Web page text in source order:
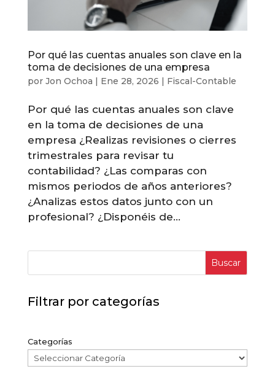
Por qué las cuentas anuales son clave en la
toma de decisiones de una empresa
por Jon Ochoa | Ene 28, 2026 | Fiscal-Contable
Por qué las cuentas anuales son clave
en la toma de decisiones de una
empresa ¿Realizas revisiones o cierres
trimestrales para revisar tu
contabilidad? ¿Las comparas con
mismos periodos de años anteriores?
¿Analizas estos datos junto con un
profesional? ¿Disponéis de...
Buscar
Filtrar por categorías
Categorías